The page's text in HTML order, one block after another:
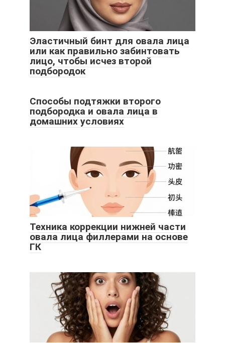
Эластичный бинт для овала лица
или как правильно забинтовать
лицо, чтобы исчез второй
подбородок
Способы подтяжки второго
подбородка и овала лица в
домашних условиях
Техника коррекции нижней части
овала лица филлерами на основе
ГК